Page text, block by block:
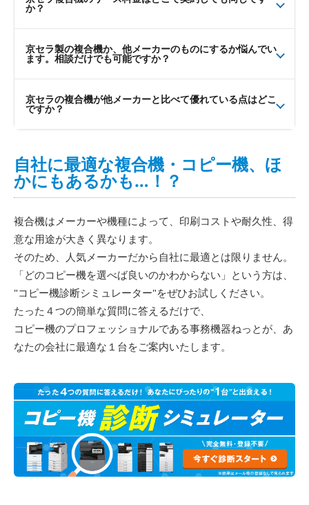
か？
京セラ製の複合機か、他メーカーのものにするか悩んでい
ます。相談だけでも可能ですか？
京セラの複合機が他メーカーと比べて優れている点はどこ
ですか？
自社に最適な複合機・コピー機、ほ
かにもあるかも…！？
複合機はメーカーや機種によって、印刷コストや耐久性、得
意な用途が大きく異なります。
そのため、人気メーカーだから自社に最適とは限りません。
「どのコピー機を選べば良いのかわからない」という方は、
"コピー機診断シミュレーター"をぜひお試しください。
たった４つの簡単な質問に答えるだけで、
コピー機のプロフェッショナルである事務機器ねっとが、あ
なたの会社に最適な１台をご案内いたします。